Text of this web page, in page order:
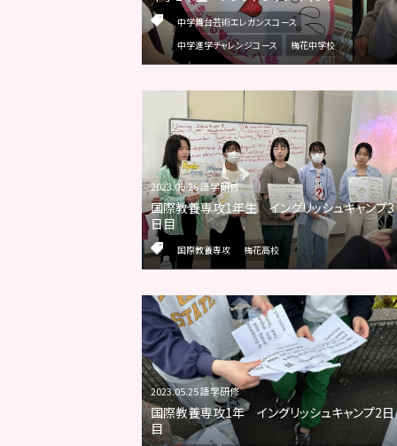
中学舞台芸術エレガンスコース
中学進学チャレンジコース
梅花中学校
2023.05.26 語学研修
国際教養専攻1年生 イングリッシュキャンプ3
日目
国際教養専攻 梅花高校
2023.05.25 語学研修
国際教養専攻1年 イングリッシュキャンプ2日
目